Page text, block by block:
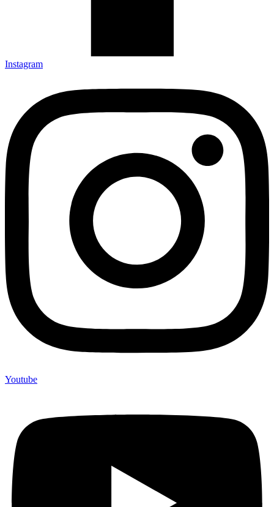
Instagram
Youtube